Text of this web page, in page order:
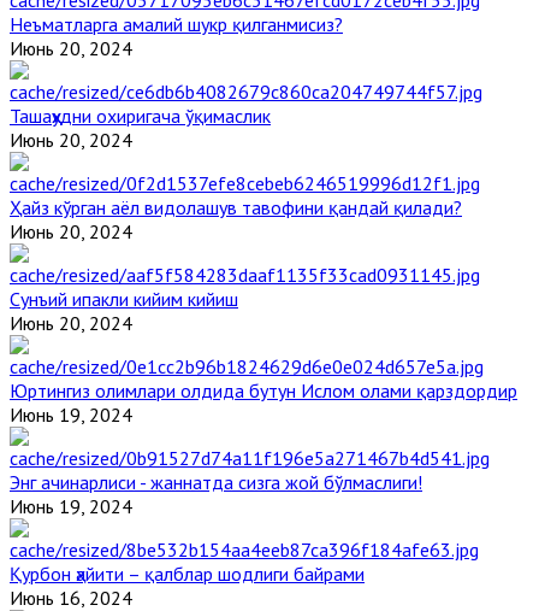
Неъматларга амалий шукр қилганмисиз?
Июнь 20, 2024
Ташаҳҳудни охиригача ўқимаслик
Июнь 20, 2024
Ҳайз кўрган аёл видолашув тавофини қандай қилади?
Июнь 20, 2024
Сунъий ипакли кийим кийиш
Июнь 20, 2024
Юртингиз олимлари олдида бутун Ислом олами қарздордир
Июнь 19, 2024
Энг ачинарлиси - жаннатда сизга жой бўлмаслиги!
Июнь 19, 2024
Қурбон ҳайити – қалблар шодлиги байрами
Июнь 16, 2024